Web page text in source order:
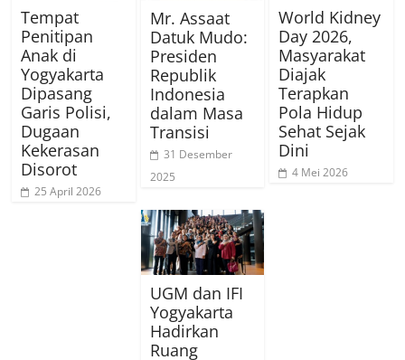
Tempat
Penitipan
Anak di
Yogyakarta
Dipasang
Garis Polisi,
Dugaan
Kekerasan
Disorot
25 April 2026
Mr. Assaat
Datuk Mudo:
Presiden
Republik
Indonesia
dalam Masa
Transisi
31 Desember
2025
World Kidney
Day 2026,
Masyarakat
Diajak
Terapkan
Pola Hidup
Sehat Sejak
Dini
4 Mei 2026
UGM dan IFI
Yogyakarta
Hadirkan
Ruang